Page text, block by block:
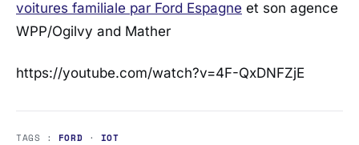
voitures familiale par Ford Espagne et son agence
WPP/Ogilvy and Mather
https://youtube.com/watch?v=4F-QxDNFZjE
TAGS : FORD · IOT